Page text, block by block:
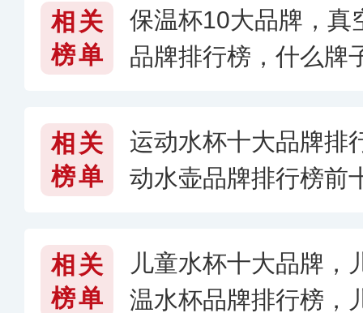
相关
榜单
保温杯10大品牌，真
品牌排行榜，什么牌
相关
榜单
运动水杯十大品牌排
动水壶品牌排行榜前
相关
榜单
儿童水杯十大品牌，
温水杯品牌排行榜，